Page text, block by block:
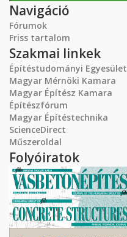
Navigáció
Fórumok
Friss tartalom
Szakmai linkek
Építéstudományi Egyesület
Magyar Mérnöki Kamara
Magyar Építész Kamara
Építészfórum
Magyar Építéstechnika
ScienceDirect
Műszeroldal
Folyóiratok